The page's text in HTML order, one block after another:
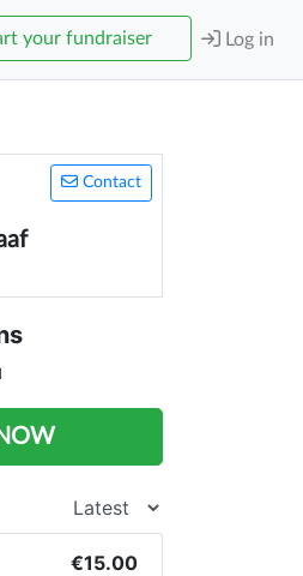
your fundraiser Log in
Contact
€15.00